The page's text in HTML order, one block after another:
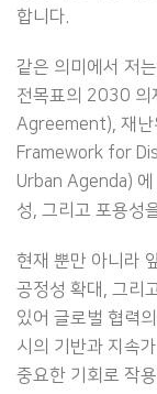
합니다.
같은 의미에서 저
전목표의 2030 의
Agreement), 재난
Framework for
Urban Agenda) 에
성, 그리고 포용성
현재 뿐만 아니라
공정성 확대, 그리
있어 글로벌 협력
시의 기반과 지속
중요한 기회로 작